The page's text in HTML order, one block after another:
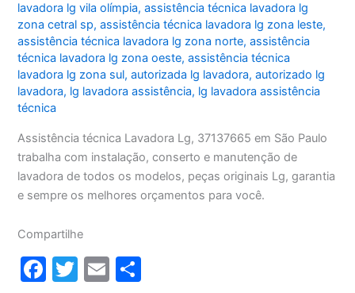
lavadora lg vila olímpia,assistência técnica lavadora lg
zona cetral sp,assistência técnica lavadora lg zona leste,
assistência técnica lavadora lg zona norte,assistência
técnica lavadora lg zona oeste,assistência técnica
lavadora lg zona sul,autorizada lg lavadora,autorizado lg
lavadora, lg lavadora assistência, lg lavadora assistência
técnica
Assistência técnica Lavadora Lg, 37137665 em São Paulo
trabalha com instalação, conserto e manutenção de
lavadora de todos os modelos, peças originais Lg, garantia
e sempre os melhores orçamentos para você.
Compartilhe
F
T
E